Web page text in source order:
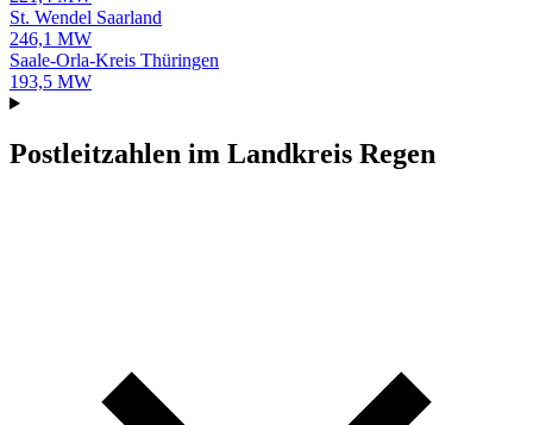
St. Wendel Saarland
246,1 MW
Saale-Orla-Kreis Thüringen
193,5 MW
Postleitzahlen im Landkreis Regen